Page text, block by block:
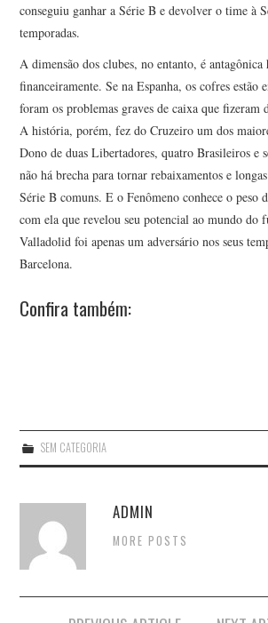
conseguiu ganhar a Série B e devolver o time à
temporadas.
A dimensão dos clubes, no entanto, é antagônica
financeiramente. Se na Espanha, os cofres estão
foram os problemas graves de caixa que fizeram
A história, porém, fez do Cruzeiro um dos
Dono de duas Libertadores, quatro Brasileiros e
não há brecha para tornar rebaixamentos e
Série B comuns. E o Fenômeno conhece o peso
com ela que revelou seu potencial ao mundo do
Valladolid foi apenas um adversário nos seus
Barcelona.
Confira também:
SEM CATEGORIA
ADMIN
MORE POSTS